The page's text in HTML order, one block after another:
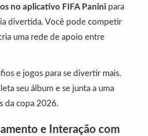
no aplicativo FIFA Panini para
divertida. Você pode competir
uma rede de apoio entre
e jogos para se divertir mais.
seu álbum e se junta a uma
da copa 2026.
e Interação com